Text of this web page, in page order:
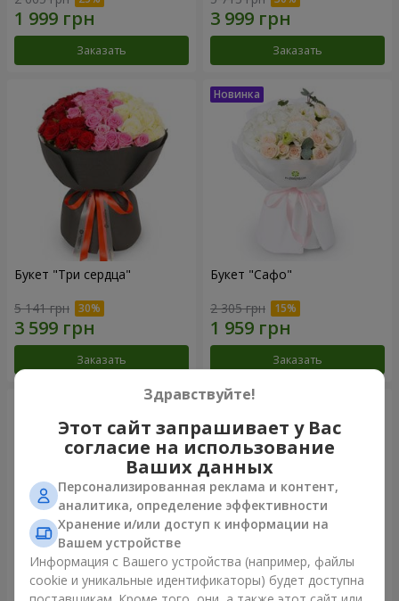
Заказать Заказать
Букет "Три сердца"
5 141 грн
Заказать
Букет "Сафо"
2 305 грн
Заказать
Букет "Tarnis" Монобукет из 9 белых роз
Здравствуйте!
Этот сайт запрашивает у Вас
согласие на использование
Ваших данных
Персонализированная реклама и контент,
аналитика, определение эффективности
Хранение и/или доступ к информации на
Вашем устройстве
Информация с Вашего устройства (например, файлы
cookie и уникальные идентификаторы) будет доступна